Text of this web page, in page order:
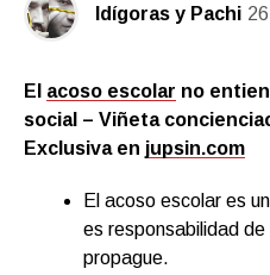
Idígoras y Pachi
El acoso escolar no
social – Viñeta
Exclusiva en jupsin.com
El acoso escolar es
es responsabilidad
propague.